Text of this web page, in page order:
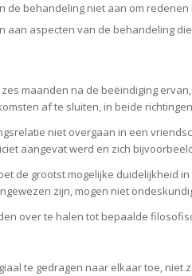
behandeling niet aan om
aan aspecten van de behandeling
maanden na de beëindiging
af te sluiten, in beide
niet overgaan in een
aangevat werd en zich
de grootst mogelijke duidelijkheid
zijn, mogen niet
over te halen tot bepaalde
te gedragen naar elkaar toe,